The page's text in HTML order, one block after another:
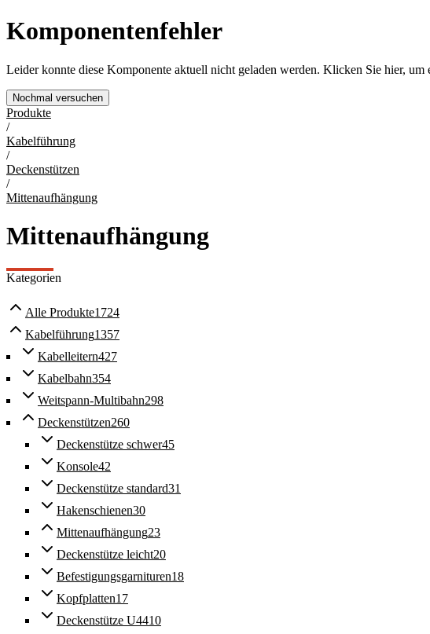
Komponentenfehler
Leider konnte diese Komponente aktuell nicht geladen werden. Klicken Sie hier, um
Nochmal versuchen
Produkte
/
Kabelführung
/
Deckenstützen
/
Mittenaufhängung
Mittenaufhängung
Kategorien
Alle Produkte1724
Kabelführung1357
Kabelleitern427
Kabelbahn354
Weitspann-Multibahn298
Deckenstützen260
Deckenstütze schwer45
Konsole42
Deckenstütze standard31
Hakenschienen30
Mittenaufhängung23
Deckenstütze leicht20
Befestigungsgarnituren18
Kopfplatten17
Deckenstütze U4410